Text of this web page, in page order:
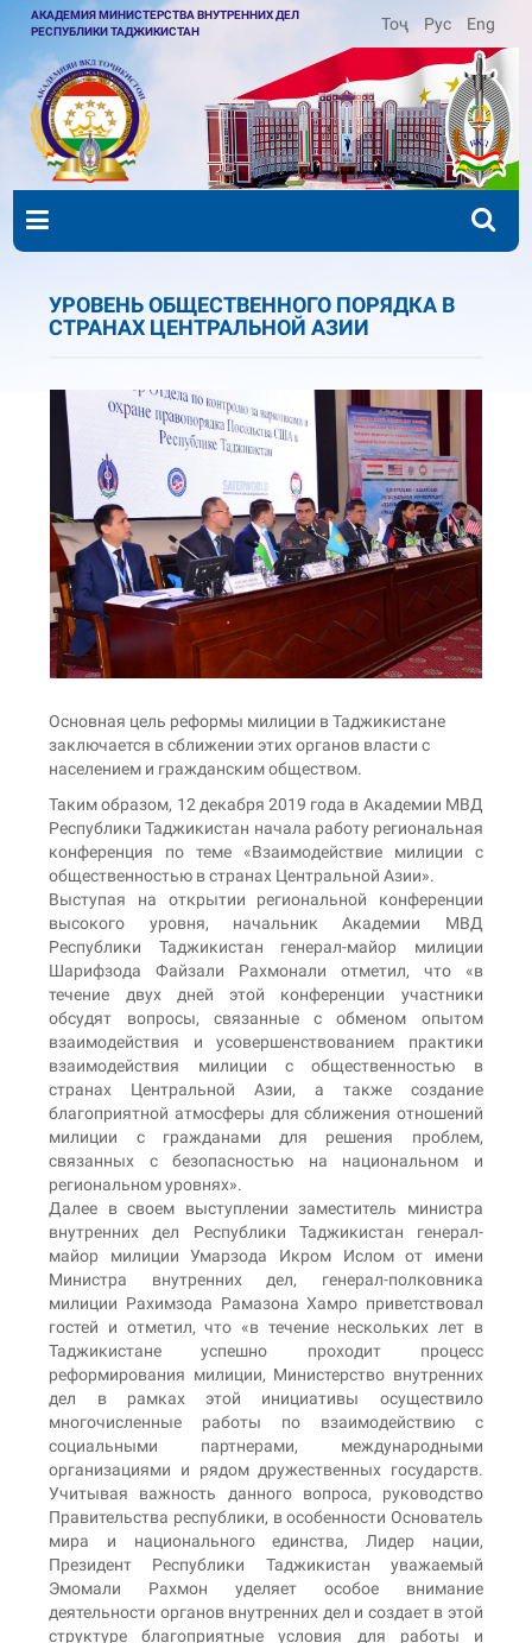
АКАДЕМИЯ МИНИСТЕРСТВА ВНУТРЕННИХ ДЕЛ
РЕСПУБЛИКИ ТАДЖИКИСТАН
Тоҷ Рус Eng
УРОВЕНЬ ОБЩЕСТВЕННОГО ПОРЯДКА В
СТРАНАХ ЦЕНТРАЛЬНОЙ АЗИИ
Основная цель реформы милиции в Таджикистане
заключается в сближении этих органов власти с
населением и гражданским обществом.
Таким образом, 12 декабря 2019 года в Академии МВД
Республики Таджикистан начала работу региональная
конференция по теме «Взаимодействие милиции с
общественностью в странах Центральной Азии».
Выступая на открытии региональной конференции
высокого уровня, начальник Академии МВД
Республики Таджикистан генерал-майор милиции
Шарифзода Файзали Рахмонали отметил, что «в
течение двух дней этой конференции участники
обсудят вопросы, связанные с обменом опытом
взаимодействия и усовершенствованием практики
взаимодействия милиции с общественностью в
странах Центральной Азии, а также создание
благоприятной атмосферы для сближения отношений
милиции с гражданами для решения проблем,
связанных с безопасностью на национальном и
региональном уровнях».
Далее в своем выступлении заместитель министра
внутренних дел Республики Таджикистан генерал-
майор милиции Умарзода Икром Ислом от имени
Министра внутренних дел, генерал-полковника
милиции Рахимзода Рамазона Хамро приветствовал
гостей и отметил, что «в течение нескольких лет в
Таджикистане успешно проходит процесс
реформирования милиции, Министерство внутренних
дел в рамках этой инициативы осуществило
многочисленные работы по взаимодействию с
социальными партнерами, международными
организациями и рядом дружественных государств.
Учитывая важность данного вопроса, руководство
Правительства республики, в особенности Основатель
мира и национального единства, Лидер нации,
Президент Республики Таджикистан уважаемый
Эмомали Рахмон уделяет особое внимание
деятельности органов внутренних дел и создает в этой
структуре благоприятные условия для работы и